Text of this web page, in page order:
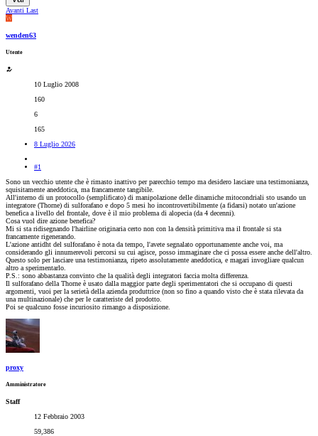
Avanti Last
W
wenden63
Utente
10 Luglio 2008
160
6
165
8 Luglio 2026
#1
Sono un vecchio utente che è rimasto inattivo per parecchio tempo ma desidero lasciare una testimonianza,
squisitamente aneddotica, ma francamente tangibile.
All'interno di un protocollo (semplificato) di manipolazione delle dinamiche mitocondriali sto usando un
integratore (Thorne) di sulforafano e dopo 5 mesi ho incontrovertibilmente (a fidarsi) notato un'azione
benefica a livello del frontale, dove è il mio problema di alopecia (da 4 decenni).
Cosa vuol dire azione benefica?
Mi si sta ridisegnando l'hairline originaria certo non con la densità primitiva ma il frontale si sta
francamente rigenerando.
L'azione antidht del sulforafano è nota da tempo, l'avete segnalato opportunamente anche voi, ma
considerando gli innumerevoli percorsi su cui agisce, posso immaginare che ci possa essere anche dell'altro.
Questo solo per lasciare una testimonianza, ripeto assolutamente aneddotica, e magari invogliare qualcun
altro a sperimentarlo.
P.S.: sono abbastanza convinto che la qualità degli integratori faccia molta differenza.
Il sulforafano della Thorne è usato dalla maggior parte degli sperimentatori che si occupano di questi
argomenti, vuoi per la serietà della azienda produttrice (non so fino a quando visto che è stata rilevata da
una multinazionale) che per le caratteriste del prodotto.
Poi se qualcuno fosse incuriosito rimango a disposizione.
proxy
Amministratore
Staff
12 Febbraio 2003
59,386